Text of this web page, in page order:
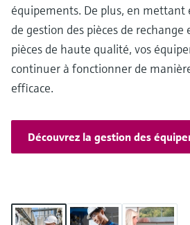
équipements. De plus, en
de gestion des pièces de
pièces de haute qualité, vos
continuer à fonctionner de
efficace.
Découvrez la gestion des